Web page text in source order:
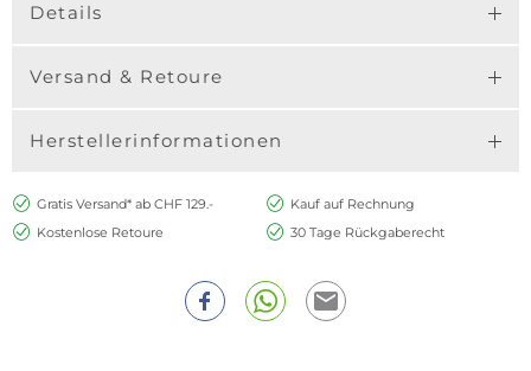
Details
Versand & Retoure
Herstellerinformationen
Gratis Versand* ab CHF 129.-
Kauf auf Rechnung
Kostenlose Retoure
30 Tage Rückgaberecht